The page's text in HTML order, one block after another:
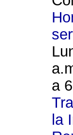
a
la